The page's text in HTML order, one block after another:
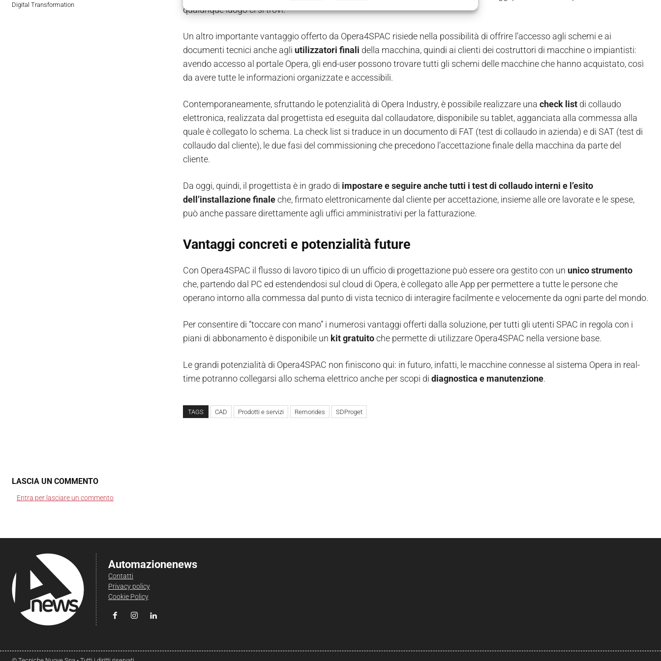
Digital Transformation
qualunque luogo ci si trovi.
Un altro importante vantaggio offerto da Opera4SPAC risiede nella possibilità di offrire l’accesso agli schemi e ai
documenti tecnici anche agli utilizzatori finali della macchina, quindi ai clienti dei costruttori di macchine o impiantisti:
avendo accesso al portale Opera, gli end-user possono trovare tutti gli schemi delle macchine che hanno acquistato, così
da avere tutte le informazioni organizzate e accessibili.
Contemporaneamente, sfruttando le potenzialità di Opera Industry, è possibile realizzare una check list di collaudo
elettronica, realizzata dal progettista ed eseguita dal collaudatore, disponibile su tablet, agganciata alla commessa alla
quale è collegato lo schema. La check list si traduce in un documento di FAT (test di collaudo in azienda) e di SAT (test di
collaudo dal cliente), le due fasi del commissioning che precedono l’accettazione finale della macchina da parte del
cliente.
Da oggi, quindi, il progettista è in grado di impostare e seguire anche tutti i test di collaudo interni e l’esito
dell’installazione finaleche, firmato elettronicamente dal cliente per accettazione, insieme alle ore lavorate e le spese,
può anche passare direttamente agli uffici amministrativi per la fatturazione.
Vantaggi concreti e potenzialità future
Con Opera4SPAC il flusso di lavoro tipico di un ufficio di progettazione può essere ora gestito con un unico strumento
che, partendo dal PC ed estendendosi sul cloud di Opera, è collegato alle App per permettere a tutte le persone che
operano intorno alla commessa dal punto di vista tecnico di interagire facilmente e velocemente da ogni parte del mondo.
Per consentire di “toccare con mano” i numerosi vantaggi offerti dalla soluzione, per tutti gli utenti SPAC in regola con i
piani di abbonamento è disponibile un kit gratuitoche permette di utilizzare Opera4SPAC nella versione base.
Le grandi potenzialità di Opera4SPAC non finiscono qui: in futuro, infatti, le macchine connesse al sistema Opera in real-
time potranno collegarsi allo schema elettrico anche per scopi di diagnostica e manutenzione.
TAGS CAD Prodotti e servizi Remorides SDProget
LASCIA UN COMMENTO
Entra per lasciare un commento
Automazionenews
Contatti
Privacy policy
Cookie Policy